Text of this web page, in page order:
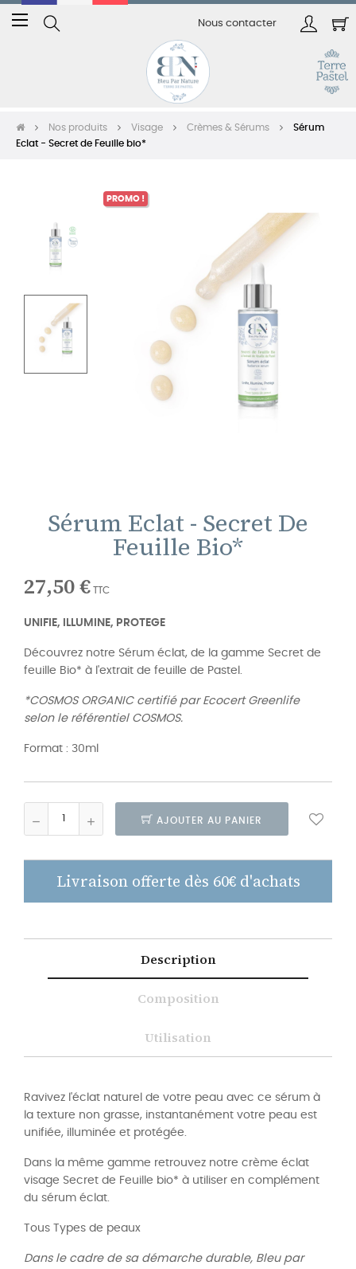
Nous contacter
Basculer
☰
Nos produits Visage Crèmes & Sérums
Sérum
Eclat - Secret de Feuille bio*
PROMO !
Sérum Eclat - Secret De
Feuille Bio*
27,50 € TTC
UNIFIE, ILLUMINE, PROTEGE
Découvrez notre Sérum éclat, de la gamme Secret de
feuille Bio* à l'extrait de feuille de Pastel.
*COSMOS ORGANIC certifié par Ecocert Greenlife
selon le référentiel COSMOS.
Format : 30ml
AJOUTER AU PANIER
Livraison offerte dès 60€ d'achats
Description
Composition
Utilisation
Ravivez l'éclat naturel de votre peau avec ce sérum à
la texture non grasse, instantanément votre peau est
unifiée, illuminée et protégée.
Dans la même gamme retrouvez notre crème éclat
visage Secret de Feuille bio* à utiliser en complément
du sérum éclat.
Tous Types de peaux
Dans le cadre de sa démarche durable, Bleu par